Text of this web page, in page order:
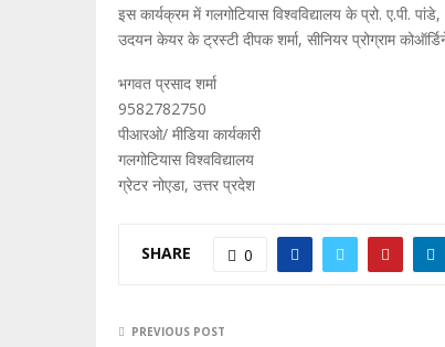
इस कार्यक्रम में गलगोटियास विश्वविद्यालय के प्रो. ए.पी. पांडे,
उदयन केयर के ट्रस्टी दीपक शर्मा, सीनियर प्रोग्राम
भगवत प्रसाद शर्मा
9582782750
पीआरओ/ मीडिया कार्यकारी
गलगोटियास विश्वविद्यालय
ग्रेटर नोएडा, उत्तर प्रदेश
SHARE 0
PREVIOUS POST